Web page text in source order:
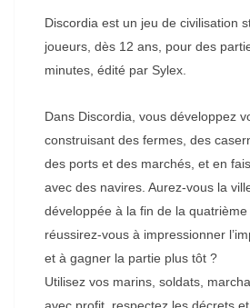
Discordia est un jeu de civilisation
joueurs, dès 12 ans, pour des
minutes, édité par Sylex.
Dans Discordia, vous développez
construisant des fermes, des
des ports et des marchés, et en
avec des navires. Aurez-vous la
développée à la fin de la
réussirez-vous à impressionner
et à gagner la partie plus tôt ?
Utilisez vos marins, soldats,